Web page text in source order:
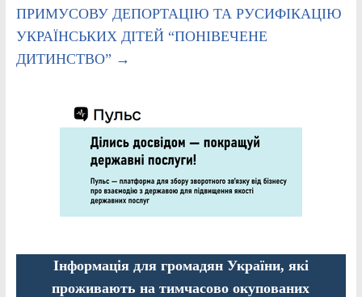
ПРИМУСОВУ ДЕПОРТАЦІЮ ТА РУСИФІКАЦІЮ
УКРАЇНСЬКИХ ДІТЕЙ “ПОНІВЕЧЕНЕ
ДИТИНСТВО” →
Інформація для громадян України, які
проживають на тимчасово окупованих